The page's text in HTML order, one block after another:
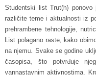
Studentski list Trut(h)
različite teme i aktualnosti iz
prehrambene tehnologije,
List polagano raste, kako
na njemu. Svake se godine
časopisa, što potvrđuje
vannastavnim aktivnostima.